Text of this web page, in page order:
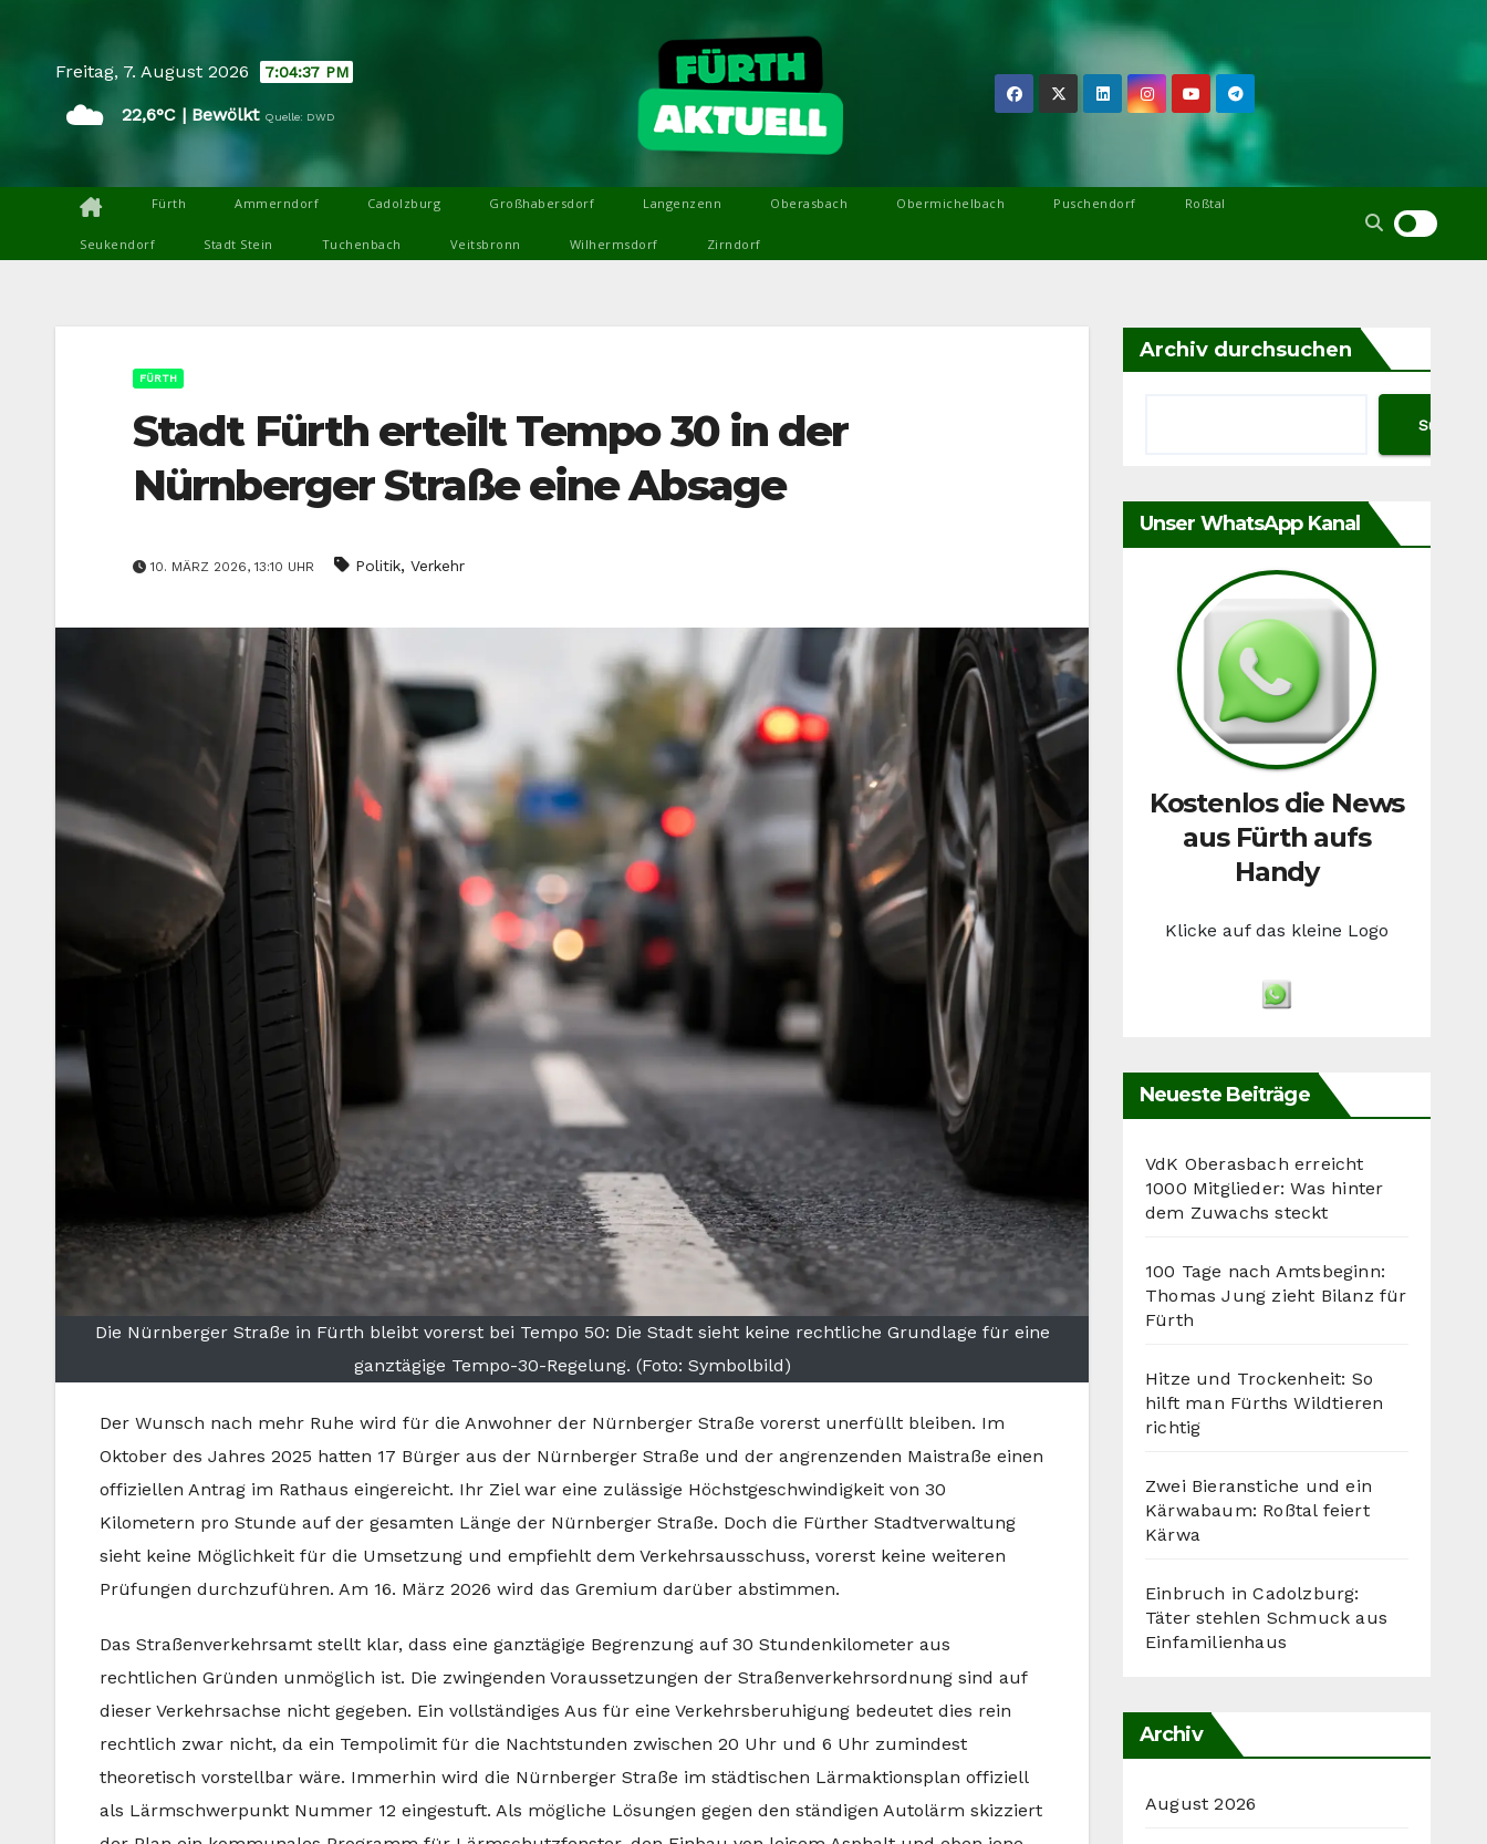
contentFreitag, 7. August 2026 7:04:38 PM
☁️ 22,6°C | Bewölkt Quelle: DWD
Fürth Ammerndorf Cadolzburg Großhabersdorf Langenzenn Oberasbach Obermichelbach Puschendorf Roßtal
Seukendorf Stadt Stein Tuchenbach Veitsbronn Wilhermsdorf Zirndorf
FÜRTH
Stadt Fürth erteilt Tempo 30 in der
Nürnberger Straße eine Absage
10. MÄRZ 2026, 13:10 UHR Politik, Verkehr
Die Nürnberger Straße in Fürth bleibt vorerst bei Tempo 50: Die Stadt sieht keine rechtliche Grundlage für eine
ganztägige Tempo-30-Regelung. (Foto: Symbolbild)
Der Wunsch nach mehr Ruhe wird für die Anwohner der Nürnberger Straße vorerst unerfüllt bleiben. Im
Oktober des Jahres 2025 hatten 17 Bürger aus der Nürnberger Straße und der angrenzenden Maistraße einen
offiziellen Antrag im Rathaus eingereicht. Ihr Ziel war eine zulässige Höchstgeschwindigkeit von 30
Kilometern pro Stunde auf der gesamten Länge der Nürnberger Straße. Doch die Fürther Stadtverwaltung
sieht keine Möglichkeit für die Umsetzung und empfiehlt dem Verkehrsausschuss, vorerst keine weiteren
Prüfungen durchzuführen. Am 16. März 2026 wird das Gremium darüber abstimmen.
Das Straßenverkehrsamt stellt klar, dass eine ganztägige Begrenzung auf 30 Stundenkilometer aus
rechtlichen Gründen unmöglich ist. Die zwingenden Voraussetzungen der Straßenverkehrsordnung sind auf
dieser Verkehrsachse nicht gegeben. Ein vollständiges Aus für eine Verkehrsberuhigung bedeutet dies rein
rechtlich zwar nicht, da ein Tempolimit für die Nachtstunden zwischen 20 Uhr und 6 Uhr zumindest
theoretisch vorstellbar wäre. Immerhin wird die Nürnberger Straße im städtischen Lärmaktionsplan offiziell
als Lärmschwerpunkt Nummer 12 eingestuft. Als mögliche Lösungen gegen den ständigen Autolärm skizziert
Archiv durchsuchen
Suchen
Unser WhatsApp Kanal
Kostenlos die News
aus Fürth aufs
Handy
Klicke auf das kleine Logo
Neueste Beiträge
VdK Oberasbach erreicht
1000 Mitglieder: Was hinter
dem Zuwachs steckt
100 Tage nach Amtsbeginn:
Thomas Jung zieht Bilanz für
Fürth
Hitze und Trockenheit: So
hilft man Fürths Wildtieren
richtig
Zwei Bieranstiche und ein
Kärwabaum: Roßtal feiert
Kärwa
Einbruch in Cadolzburg:
Täter stehlen Schmuck aus
Einfamilienhaus
Archiv
August 2026